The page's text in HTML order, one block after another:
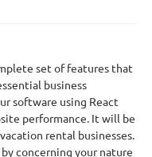
set of features that
business
software using React
performance. It will be
rental businesses.
concerning your nature